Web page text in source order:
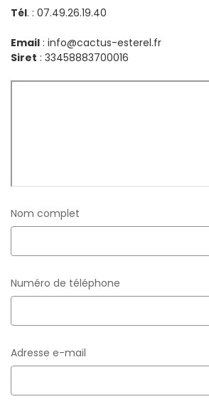
Tél. : 07.49.26.19.40
Email : info@cactus-esterel.fr
Siret : 33458883700016
Nom complet
Numéro de téléphone
Adresse e-mail